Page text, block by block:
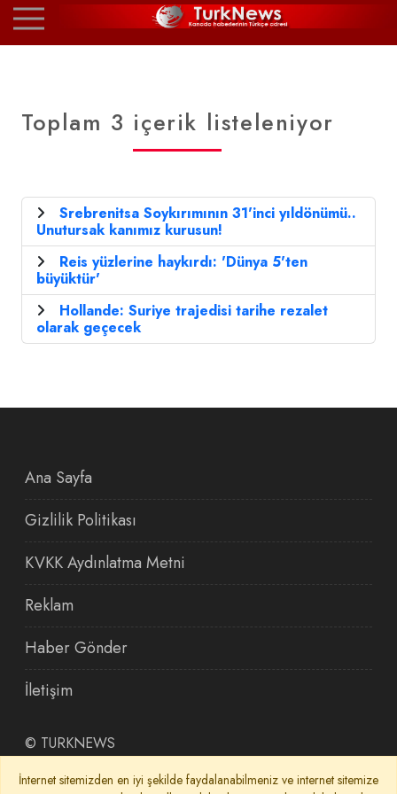
Toplam 3 içerik listeleniyor
Srebrenitsa Soykırımının 31'inci yıldönümü..
Unutursak kanımız kurusun!
Reis yüzlerine haykırdı: 'Dünya 5'ten
büyüktür'
Hollande: Suriye trajedisi tarihe rezalet
olarak geçecek
Ana Sayfa
Gizlilik Politikası
KVKK Aydınlatma Metni
Reklam
Haber Gönder
İletişim
© TURKNEWS
İnternet sitemizden en iyi şekilde faydalanabilmeniz ve internet sitemize